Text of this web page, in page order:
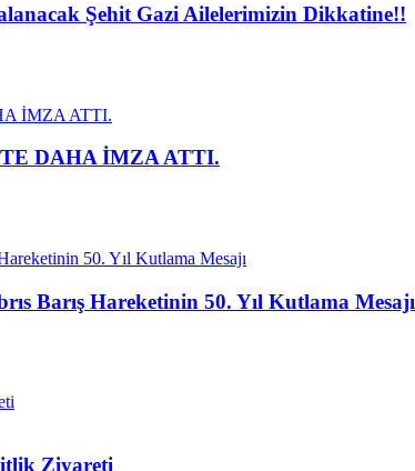
Şehit Gazi Ailelerimizin Dikkatine!!
DAHA İMZA ATTI.
Barış Hareketinin 50. Yıl Kutlama Mesajı
Ziyareti